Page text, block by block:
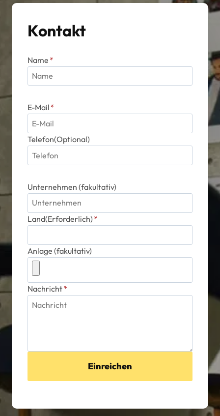
Kontakt
Name *
E-Mail *
Telefon(Optional)
Unternehmen (fakultativ)
Land(Erforderlich) *
Anlage (fakultativ)
Nachricht*
Einreichen